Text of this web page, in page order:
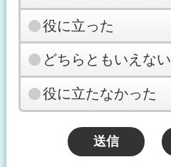
役に立った
どちらともいえない
役に立たなかった